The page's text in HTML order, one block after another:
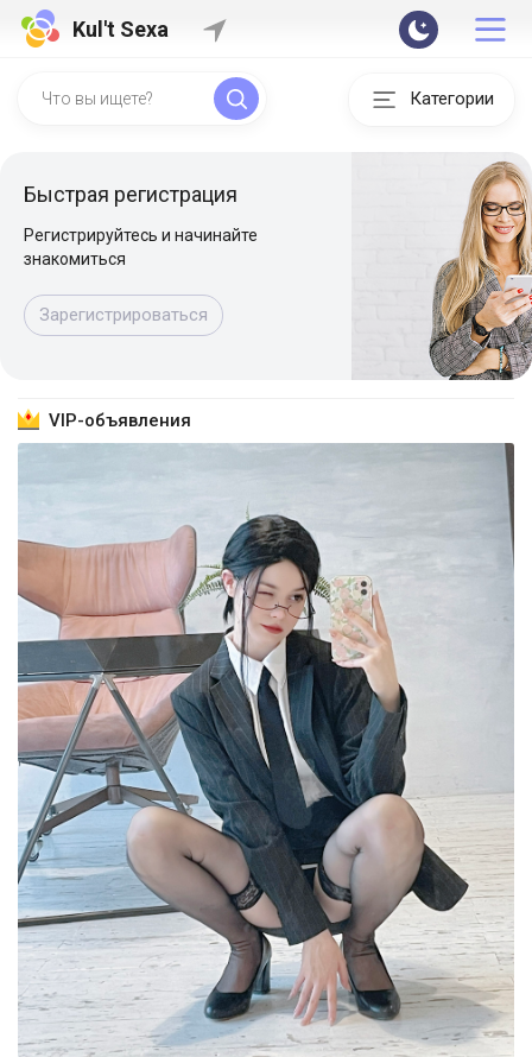
Kul't Sexa
Категории
Быстрая регистрация
Регистрируйтесь и начинайте
знакомиться
Зарегистрироваться
VIP-объявления